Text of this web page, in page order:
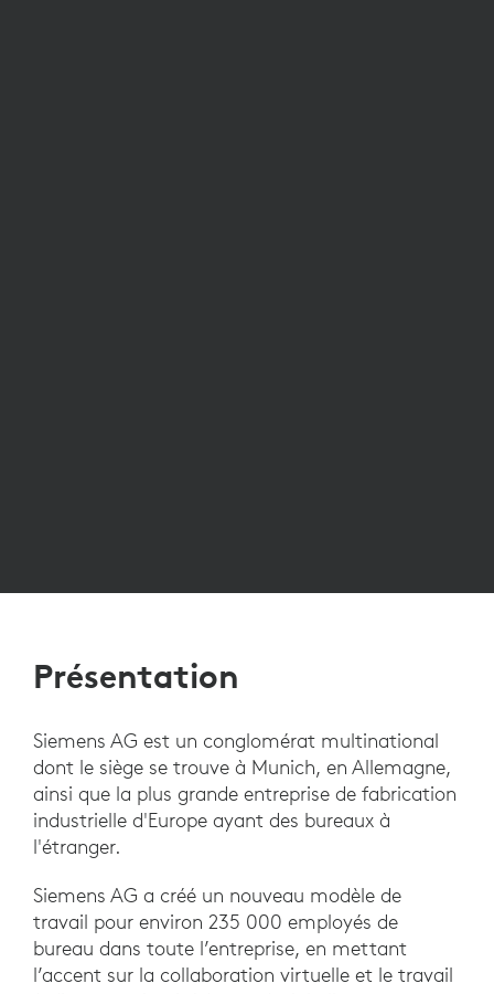
Présentation
Siemens AG est un conglomérat multinational
dont le siège se trouve à Munich, en Allemagne,
ainsi que la plus grande entreprise de fabrication
industrielle d'Europe ayant des bureaux à
l'étranger.
Siemens AG a créé un nouveau modèle de
travail pour environ 235 000 employés de
bureau dans toute l’entreprise, en mettant
l’accent sur la collaboration virtuelle et le travail